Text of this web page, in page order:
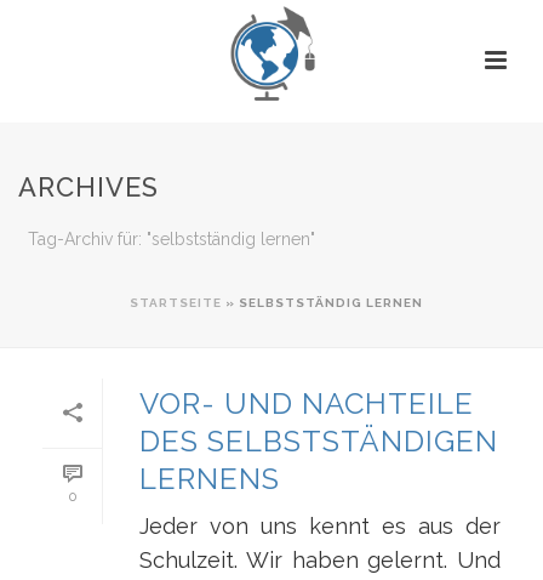
ARCHIVES
Tag-Archiv für: "selbstständig lernen"
STARTSEITE » SELBSTSTÄNDIG LERNEN
0
VOR- UND NACHTEILE
DES SELBSTSTÄNDIGEN
LERNENS
Jeder von uns kennt es aus der
Schulzeit. Wir haben gelernt. Und